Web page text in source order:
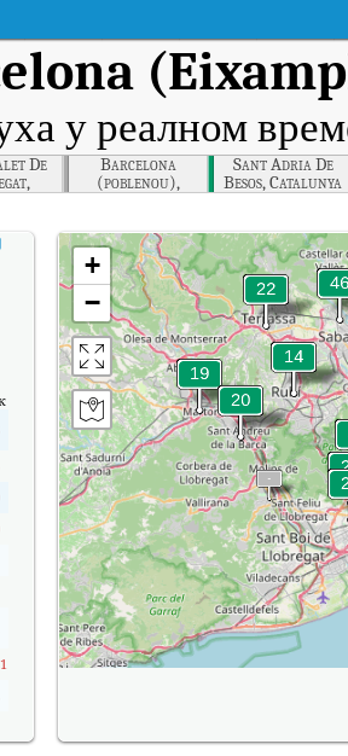
у реалном
De
Barcelona
(poblenou),
Catalunya
Sant Adria De
Besos, Catalunya
(АКИ) компаније Barcelona (Eixample),
+
−